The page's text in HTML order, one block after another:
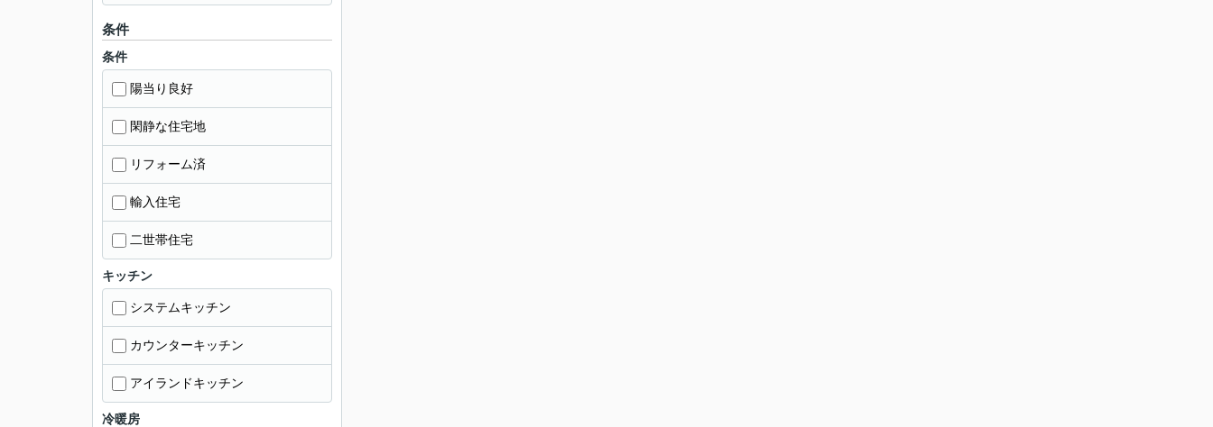
条件
条件
陽当り良好
閑静な住宅地
リフォーム済
輸入住宅
二世帯住宅
キッチン
システムキッチン
カウンターキッチン
アイランドキッチン
冷暖房